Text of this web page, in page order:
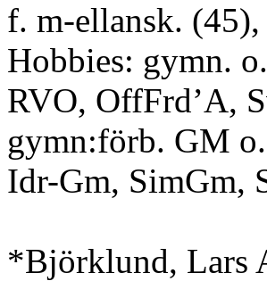
f. m-ellansk.
Hobbies: gymn.
RVO, OffFrd’A,
gymn:förb. GM
Idr-Gm, SimGm,
*Björklund, Lars